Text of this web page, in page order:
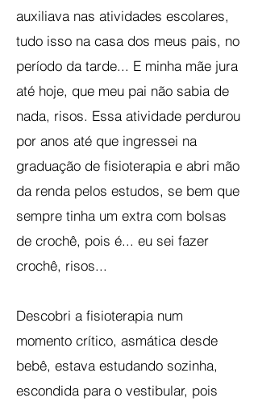
auxiliava nas atividades escolares,
tudo isso na casa dos meus pais, no
período da tarde... E minha mãe jura
até hoje, que meu pai não sabia de
nada, risos. Essa atividade perdurou
por anos até que ingressei na
graduação de fisioterapia e abri mão
da renda pelos estudos, se bem que
sempre tinha um extra com bolsas
de crochê, pois é... eu sei fazer
crochê, risos...
Descobri a fisioterapia num
momento crítico, asmática desde
bebê, estava estudando sozinha,
escondida para o vestibular, pois